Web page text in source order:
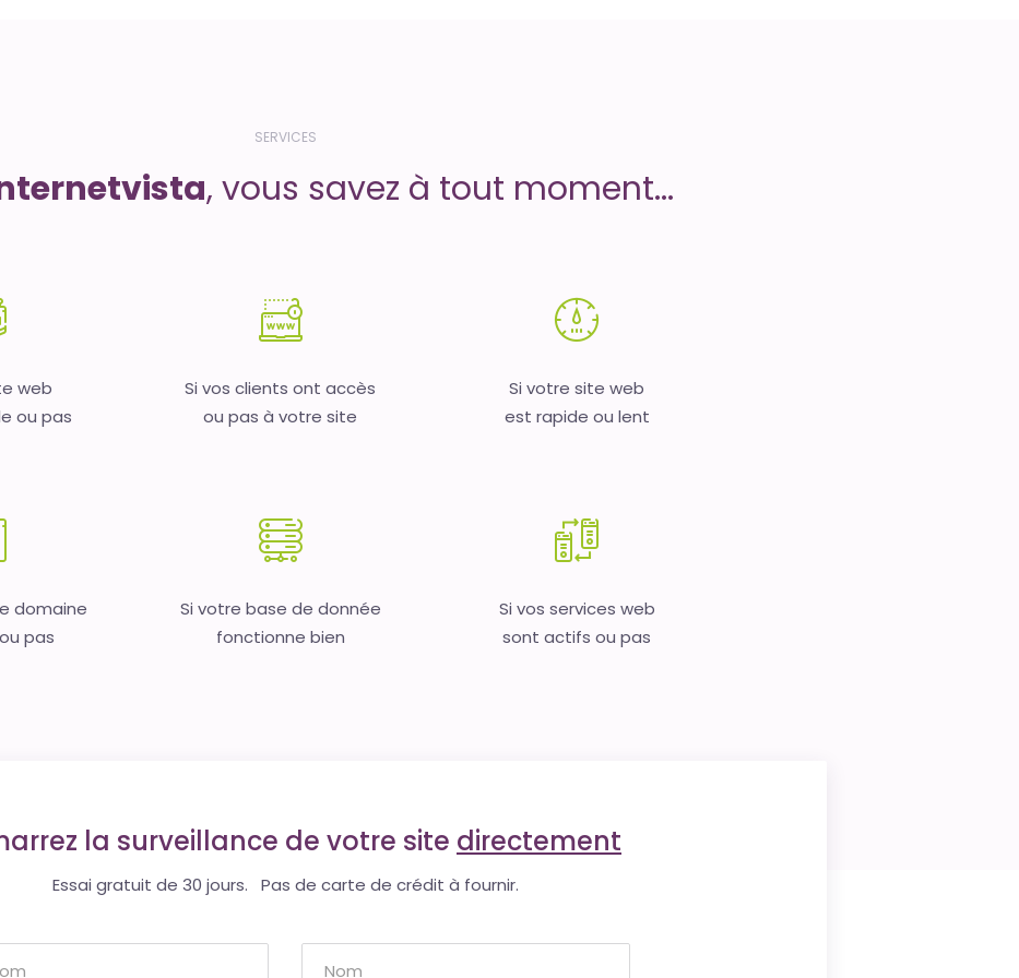
SERVICES
, vous savez à tout moment...
web
ou pas
Si vos clients ont accès
ou pas à votre site
Si votre site web
est rapide ou lent
domaine
pas
Si votre base de donnée
fonctionne bien
Si vos services web
sont actifs ou pas
la surveillance de votre site directement
Essai gratuit de 30 jours. Pas de carte de crédit à fournir.